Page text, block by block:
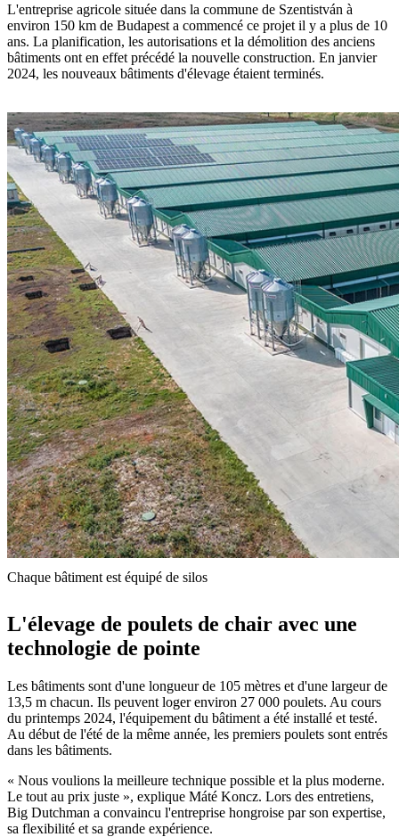
L'entreprise agricole située dans la commune de Szentistván à
environ 150 km de Budapest a commencé ce projet il y a plus de 10
ans. La planification, les autorisations et la démolition des anciens
bâtiments ont en effet précédé la nouvelle construction. En janvier
2024, les nouveaux bâtiments d'élevage étaient terminés.
Chaque bâtiment est équipé de silos
L'élevage de poulets de chair avec une
technologie de pointe
Les bâtiments sont d'une longueur de 105 mètres et d'une largeur de
13,5 m chacun. Ils peuvent loger environ 27 000 poulets. Au cours
du printemps 2024, l'équipement du bâtiment a été installé et testé.
Au début de l'été de la même année, les premiers poulets sont entrés
dans les bâtiments.
« Nous voulions la meilleure technique possible et la plus moderne.
Le tout au prix juste », explique Máté Koncz. Lors des entretiens,
Big Dutchman a convaincu l'entreprise hongroise par son expertise,
sa flexibilité et sa grande expérience.